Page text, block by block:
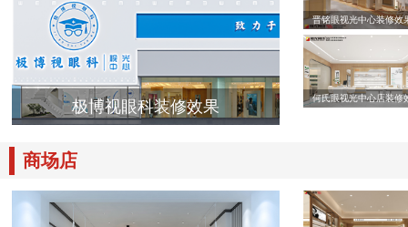
极博视眼科装修效果
晋铭眼视光中心装修效
何氏眼视光中心店装修
商场店